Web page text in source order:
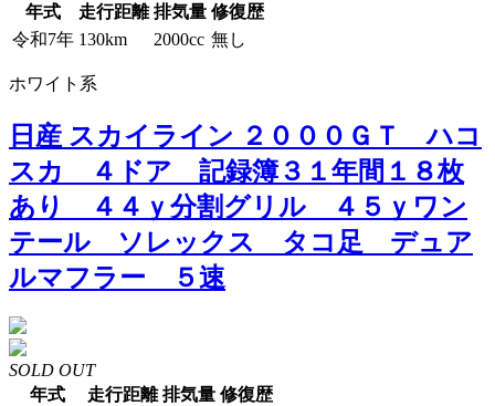
年式
走行距離 排気量 修復歴
令和7年 130km 2000cc 無し
ホワイト系
日産 スカイライン ２０００ＧＴ ハコ
スカ ４ドア 記録簿３１年間１８枚
あり ４４ｙ分割グリル ４５ｙワン
テール ソレックス タコ足 デュア
ルマフラー ５速
SOLD OUT
年式
走行距離 排気量 修復歴